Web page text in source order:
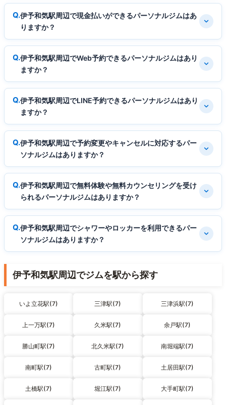
伊予和気駅周辺で現金払いができるパーソナルジムはあ
りますか？
伊予和気駅周辺でWeb予約できるパーソナルジムはあり
ますか？
伊予和気駅周辺でLINE予約できるパーソナルジムはあり
ますか？
伊予和気駅周辺で予約変更やキャンセルに対応するパー
ソナルジムはありますか？
伊予和気駅周辺で無料体験や無料カウンセリングを受け
られるパーソナルジムはありますか？
伊予和気駅周辺でシャワーやロッカーを利用できるパー
ソナルジムはありますか？
伊予和気駅周辺でジムを駅から探す
いよ立花駅(7) 三津駅(7) 三津浜駅(7)
上一万駅(7) 久米駅(7) 余戸駅(7)
勝山町駅(7) 北久米駅(7) 南堀端駅(7)
南町駅(7) 古町駅(7) 土居田駅(7)
土橋駅(7) 堀江駅(7) 大手町駅(7)